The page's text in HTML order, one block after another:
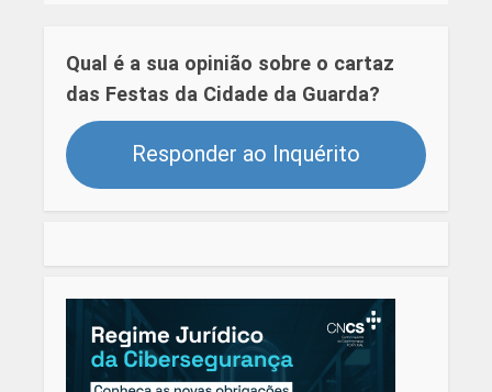
Qual é a sua opinião sobre o cartaz
das Festas da Cidade da Guarda?
Responder ao Inquérito